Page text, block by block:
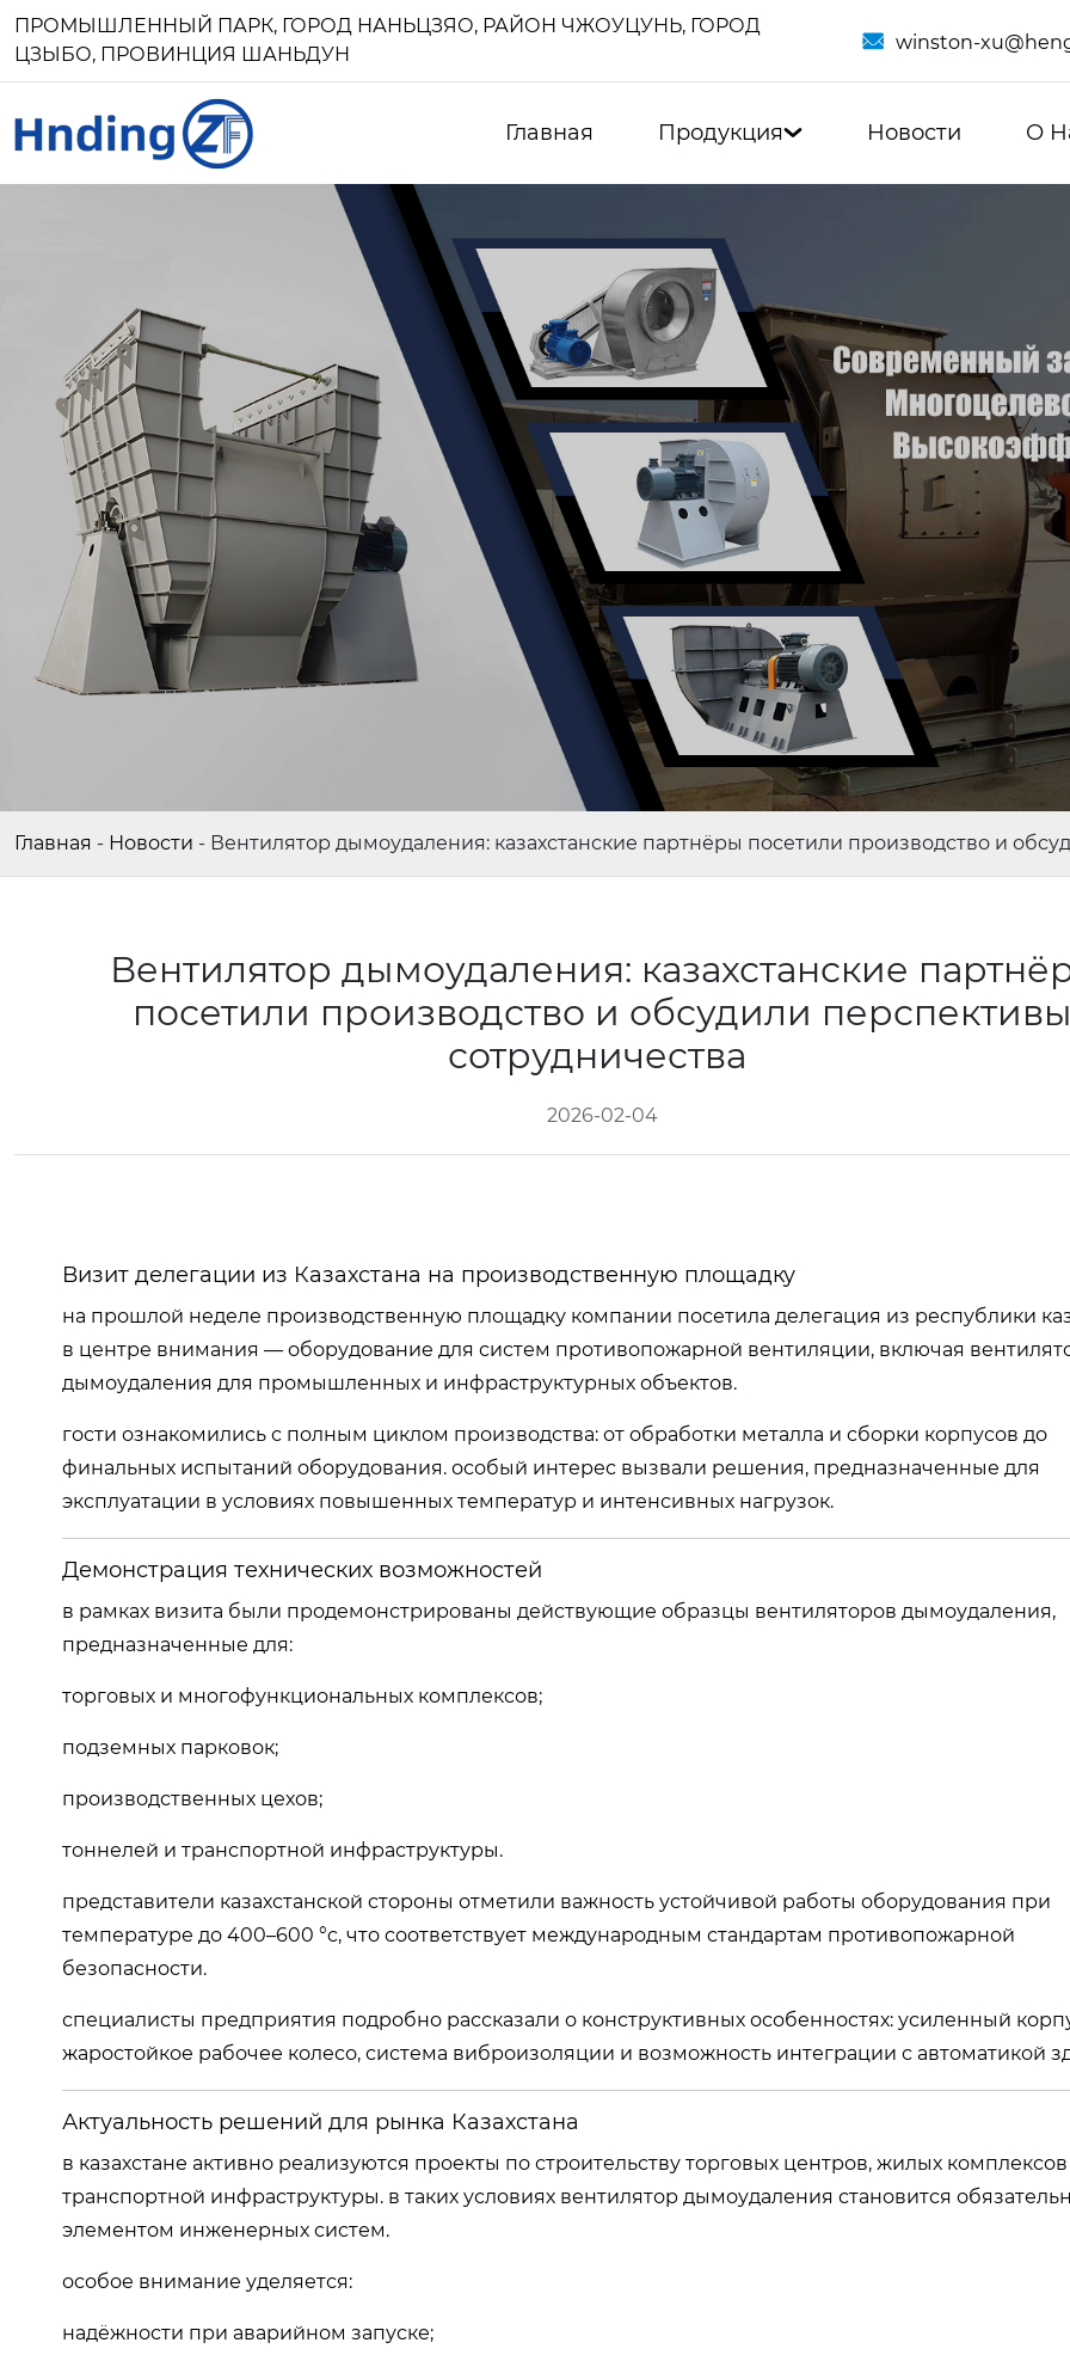
ПРОМЫШЛЕННЫЙ ПАРК, ГОРОД НАНЬЦЗЯО, РАЙОН ЧЖОУЦУНЬ, ГОРОД
ЦЗЫБО, ПРОВИНЦИЯ ШАНЬДУН
 winston-
Главная Продукция Новости О
Главная - Новости - Вентилятор дымоудаления: казахстанские партнёры посетили производство и
Вентилятор дымоудаления: казахстанские
посетили производство и обсудили перспективы
сотрудничества
2026-02-04
Визит делегации из Казахстана на производственную площадку
на прошлой неделе производственную площадку компании посетила делегация из республики
в центре внимания — оборудование для систем противопожарной вентиляции, включая
дымоудаления для промышленных и инфраструктурных объектов.
гости ознакомились с полным циклом производства: от обработки металла и сборки корпусов до
финальных испытаний оборудования. особый интерес вызвали решения, предназначенные для
эксплуатации в условиях повышенных температур и интенсивных нагрузок.
Демонстрация технических возможностей
в рамках визита были продемонстрированы действующие образцы вентиляторов дымоудаления,
предназначенные для:
торговых и многофункциональных комплексов;
подземных парковок;
производственных цехов;
тоннелей и транспортной инфраструктуры.
представители казахстанской стороны отметили важность устойчивой работы оборудования при
температуре до 400–600 °c, что соответствует международным стандартам противопожарной
безопасности.
специалисты предприятия подробно рассказали о конструктивных особенностях: усиленный
жаростойкое рабочее колесо, система виброизоляции и возможность интеграции с автоматикой
Актуальность решений для рынка Казахстана
в казахстане активно реализуются проекты по строительству торговых центров, жилых
транспортной инфраструктуры. в таких условиях вентилятор дымоудаления становится
элементом инженерных систем.
особое внимание уделяется:
надёжности при аварийном запуске;